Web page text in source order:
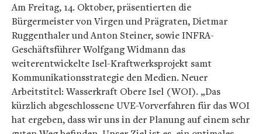
Am Freitag, 14. Oktober, präsentierten die
Bürgermeister von Virgen und Prägraten, Dietmar
Ruggenthaler und Anton Steiner, sowie INFRA-
Geschäftsführer Wolfgang Widmann das
weiterentwickelte Isel-Kraftwerksprojekt samt
Kommunikationsstrategie den Medien. Neuer
Arbeitstitel: Wasserkraft Obere Isel (WOI). „Das
kürzlich abgeschlossene UVE-Vorverfahren für das WOI
hat ergeben, dass wir uns in der Planung auf einem sehr